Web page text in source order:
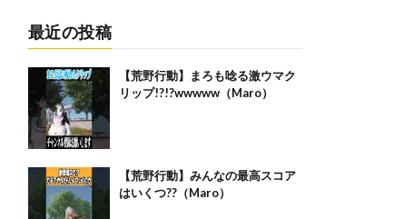
最近の投稿
【荒野行動】まろも唸る激ウマク
リップ!?!?wwwww（Maro）
【荒野行動】みんなの最高スコア
はいくつ??（Maro）